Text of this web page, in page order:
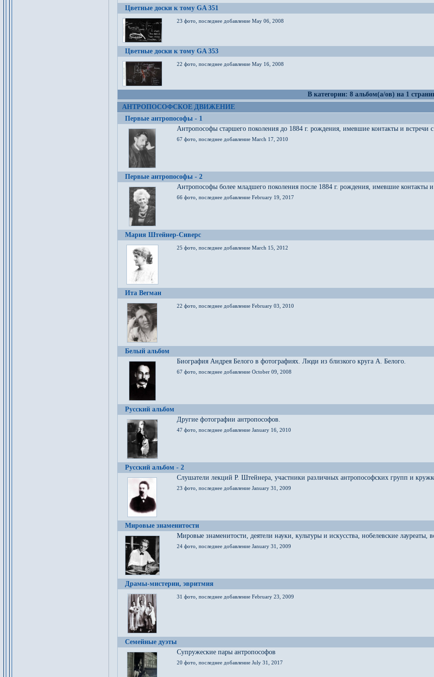
Цветные доски к тому GA 351
23 фото, последнее добавление May 06, 2008
Цветные доски к тому GA 353
22 фото, последнее добавление May 16, 2008
В категории: 8 альбом(а/ов) на 1
АНТРОПОСОФСКОЕ ДВИЖЕНИЕ
Первые антропософы - 1
Антропософы старшего поколения до 1884 г. рождения, имевшие контакты и встречи
67 фото, последнее добавление March 17, 2010
Первые антропософы - 2
Антропософы более младшего поколения после 1884 г. рождения, имевшие контакты
66 фото, последнее добавление February 19, 2017
Мария Штейнер-Сиверс
25 фото, последнее добавление March 15, 2012
Ита Вегман
22 фото, последнее добавление February 03, 2010
Белый альбом
Биография Андрея Белого в фотографиях. Люди из близкого круга А. Белого.
67 фото, последнее добавление October 09, 2008
Русский альбом
Другие фотографии антропософов.
47 фото, последнее добавление January 16, 2010
Русский альбом - 2
Cлушатели лекций Р. Штейнера, участники различных антропософских групп и
23 фото, последнее добавление January 31, 2009
Мировые знаменитости
Мировые знаменитости, деятели науки, культуры и искусства, нобелевские
24 фото, последнее добавление January 31, 2009
Драмы-мистерии, эвритмия
31 фото, последнее добавление February 23, 2009
Семейные дуэты
Супружеские пары антропософов
20 фото, последнее добавление July 31, 2017